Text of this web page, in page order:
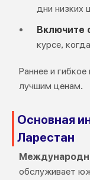
дни низких
Включите
курсе,
Раннее и
лучшим ценам.
Основная
Ларестан
обслуживает